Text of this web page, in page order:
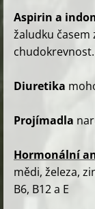
Aspirin a
žaludku časem
chudokrevnost.
Diuretika
Projímadla
Hormonální
mědi, železa,
B6, B12 a E